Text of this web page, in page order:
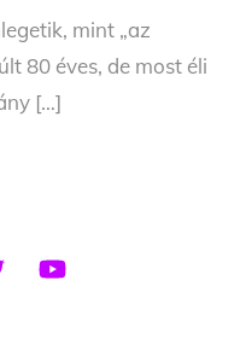
mint „az
80 éves, de most éli
[…]